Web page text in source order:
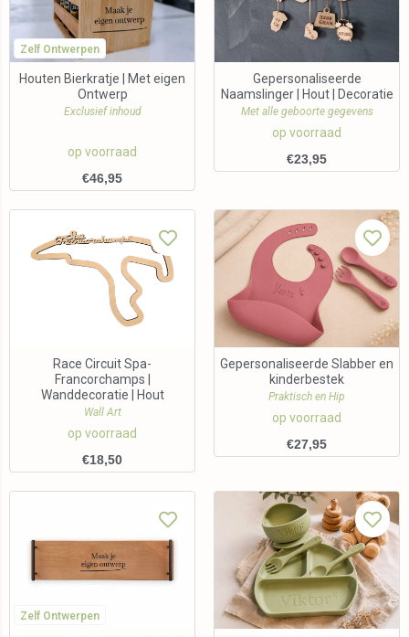
Zelf Ontwerpen
Houten Bierkratje | Met eigen
Ontwerp
Exclusief inhoud
op voorraad
€46,95
Gepersonaliseerde
Naamslinger | Hout | Decoratie
Met alle geboorte gegevens
op voorraad
€23,95
Race Circuit Spa-
Francorchamps |
Wanddecoratie | Hout
Wall Art
op voorraad
€18,50
Gepersonaliseerde Slabber en
kinderbestek
Praktisch en Hip
op voorraad
€27,95
Zelf Ontwerpen